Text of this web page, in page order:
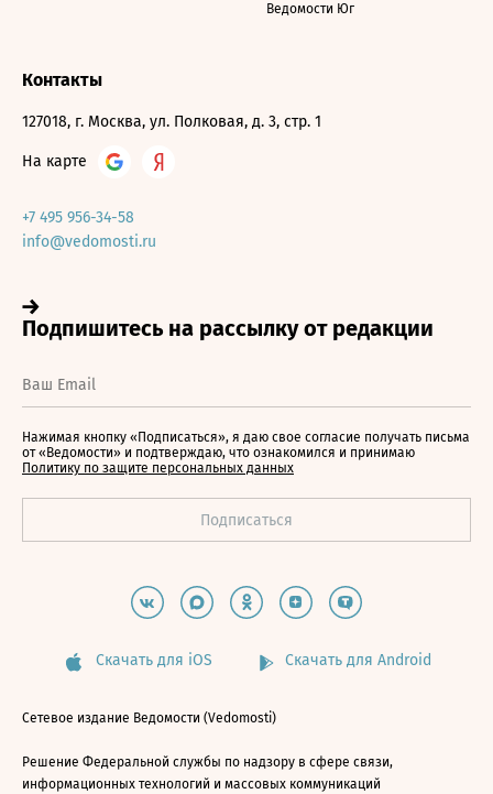
Ведомости Юг
Контакты
127018, г. Москва, ул. Полковая, д. 3, стр. 1
На карте
+7 495 956-34-58
info@vedomosti.ru
Нажимая кнопку «Подписаться», я даю свое согласие получать письма
от «Ведомости» и подтверждаю, что ознакомился и принимаю
Политику по защите персональных данных
Скачать для iOS Скачать для Android
Сетевое издание Ведомости (Vedomosti)
Решение Федеральной службы по надзору в сфере связи,
информационных технологий и массовых коммуникаций